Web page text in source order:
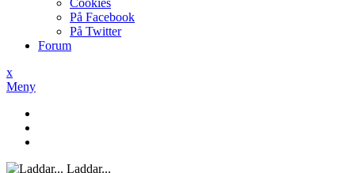
Cookies
På Facebook
På Twitter
Forum
x
Meny
Laddar...